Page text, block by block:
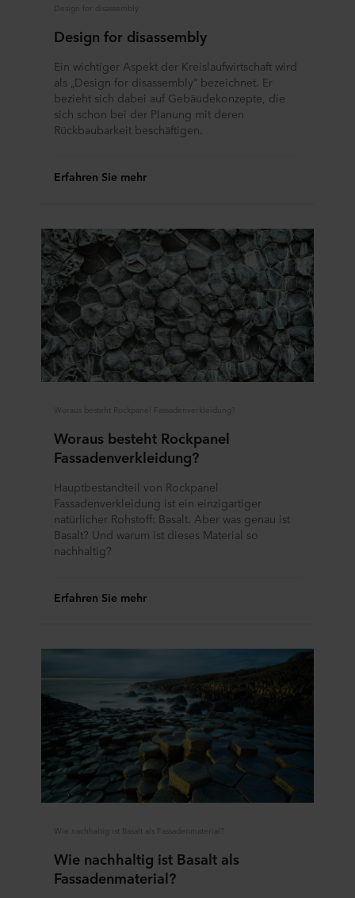
Design for disassembly
Design for disassembly
Ein wichtiger Aspekt der Kreislaufwirtschaft wird
als „Design for disassembly“ bezeichnet. Er
bezieht sich dabei auf Gebäudekonzepte, die
sich schon bei der Planung mit deren
Rückbaubarkeit beschäftigen.
Erfahren Sie mehr
Woraus besteht Rockpanel Fassadenverkleidung?
Woraus besteht Rockpanel
Fassadenverkleidung?
Hauptbestandteil von Rockpanel
Fassadenverkleidung ist ein einzigartiger
natürlicher Rohstoff: Basalt. Aber was genau ist
Basalt? Und warum ist dieses Material so
nachhaltig?
Erfahren Sie mehr
Wie nachhaltig ist Basalt als Fassadenmaterial?
Wie nachhaltig ist Basalt als
Fassadenmaterial?